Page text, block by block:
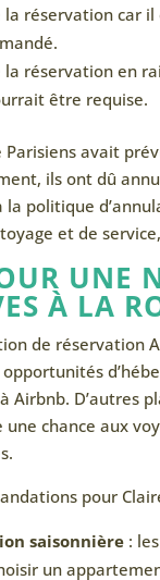
réservation car
réservation en
être requise.
Parisiens avait
ils ont dû
politique
et de
UNE
À LA
de réservation
opportunités
Airbnb. D’autres
chance aux
pour
saisonnière :
un